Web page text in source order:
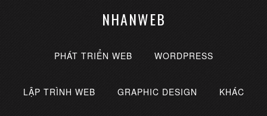
NHANWEB
PHÁT TRIỂN WEB WORDPRESS
LẬP TRÌNH WEB GRAPHIC DESIGN KHÁC